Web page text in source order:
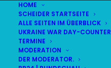
HOME
SCHEIDER STARTSEITE
ALLE SEITEN IM ÜBERBLICK
UKRAINE WAR DAY-COUNTER
TERMINE
MODERATION
DER MODERATOR.